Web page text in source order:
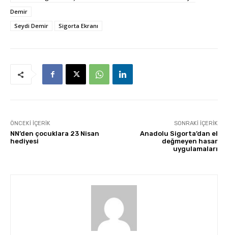
Demir
Seydi Demir
Sigorta Ekranı
ÖNCEKI İÇERIK
NN’den çocuklara 23 Nisan
hediyesi
SONRAKI İÇERIK
Anadolu Sigorta’dan el
değmeyen hasar
uygulamaları